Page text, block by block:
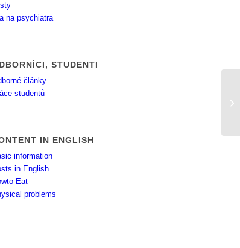
na psychiatra
STUDENTI
články
studentů
IN ENGLISH
information
in English
Eat
problems